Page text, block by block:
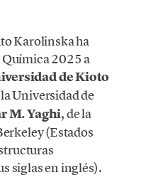
Karolinska ha
2025 a
de Kioto
Universidad de
M. Yaghi, de la
(Estados
siglas en inglés).